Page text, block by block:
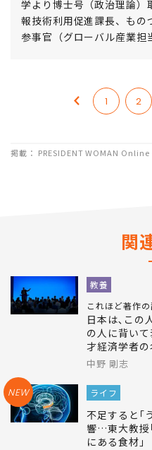
学より博士号（政治理論）
報技術利用促進課長、もの
参事官（グローバル産業担
1 2
掲載： PRESIDENT WOMAN Online
関
教養
これほど著作
日本は､この
の人に背い
才経済学者の
中野 剛志
NEW ライフ
不足すると｢
響…東大教授
にある食材｣